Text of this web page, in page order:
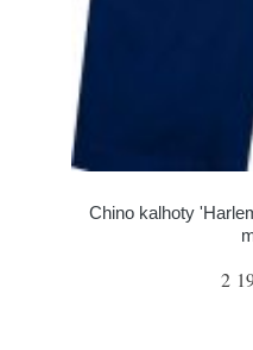
Chino kalhoty
2